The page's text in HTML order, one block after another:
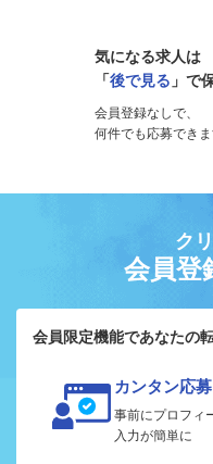
気になる求人は
「後で見る 」で
会員登録なしで、
何件でも応募できま
ク
会員登
会員限定機能であなたの
カンタン応募
事前にプロフィ
入力が簡単に